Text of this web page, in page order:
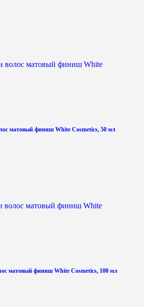
матовый финиш White Cosmetics, 50 мл
матовый финиш White Cosmetics, 100 мл